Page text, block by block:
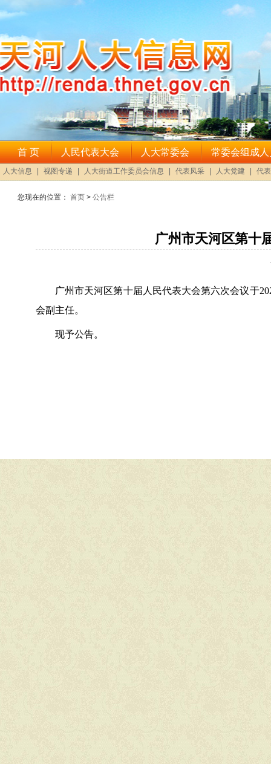
您现在的位置： 首页 > 公告栏
广州市天河区第十
广州市天河区第十届人民代表大会第六次会议于
会副主任。
现予公告。